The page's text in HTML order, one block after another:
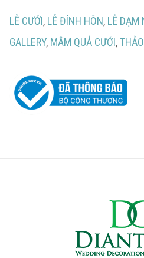
LỄ CƯỚI, LỄ ĐÍNH HÔN, LỄ DẠM
GALLERY, MÂM QUẢ CƯỚI,